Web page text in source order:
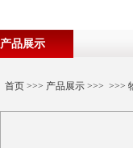
产品展示
首页>>> 产品展示>>> >>>